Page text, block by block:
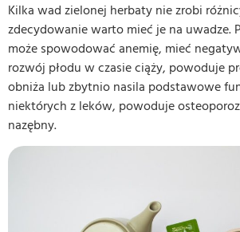
Kilka wad zielonej herbaty nie zrobi
zdecydowanie warto mieć je na uwadze.
może spowodować anemię, mieć
rozwój płodu w czasie ciąży, powoduje
obniża lub zbytnio nasila podstawowe
niektórych z leków, powoduje
nazębny.